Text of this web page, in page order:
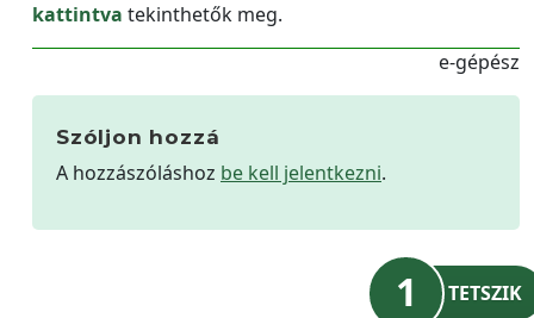
kattintva tekinthetők meg.
e-gépész
Szóljon hozzá
A hozzászóláshoz be kell jelentkezni.
1 TETSZIK